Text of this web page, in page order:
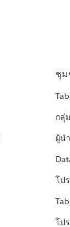
ชุม
กลุ่
ผู้น
โป
โป